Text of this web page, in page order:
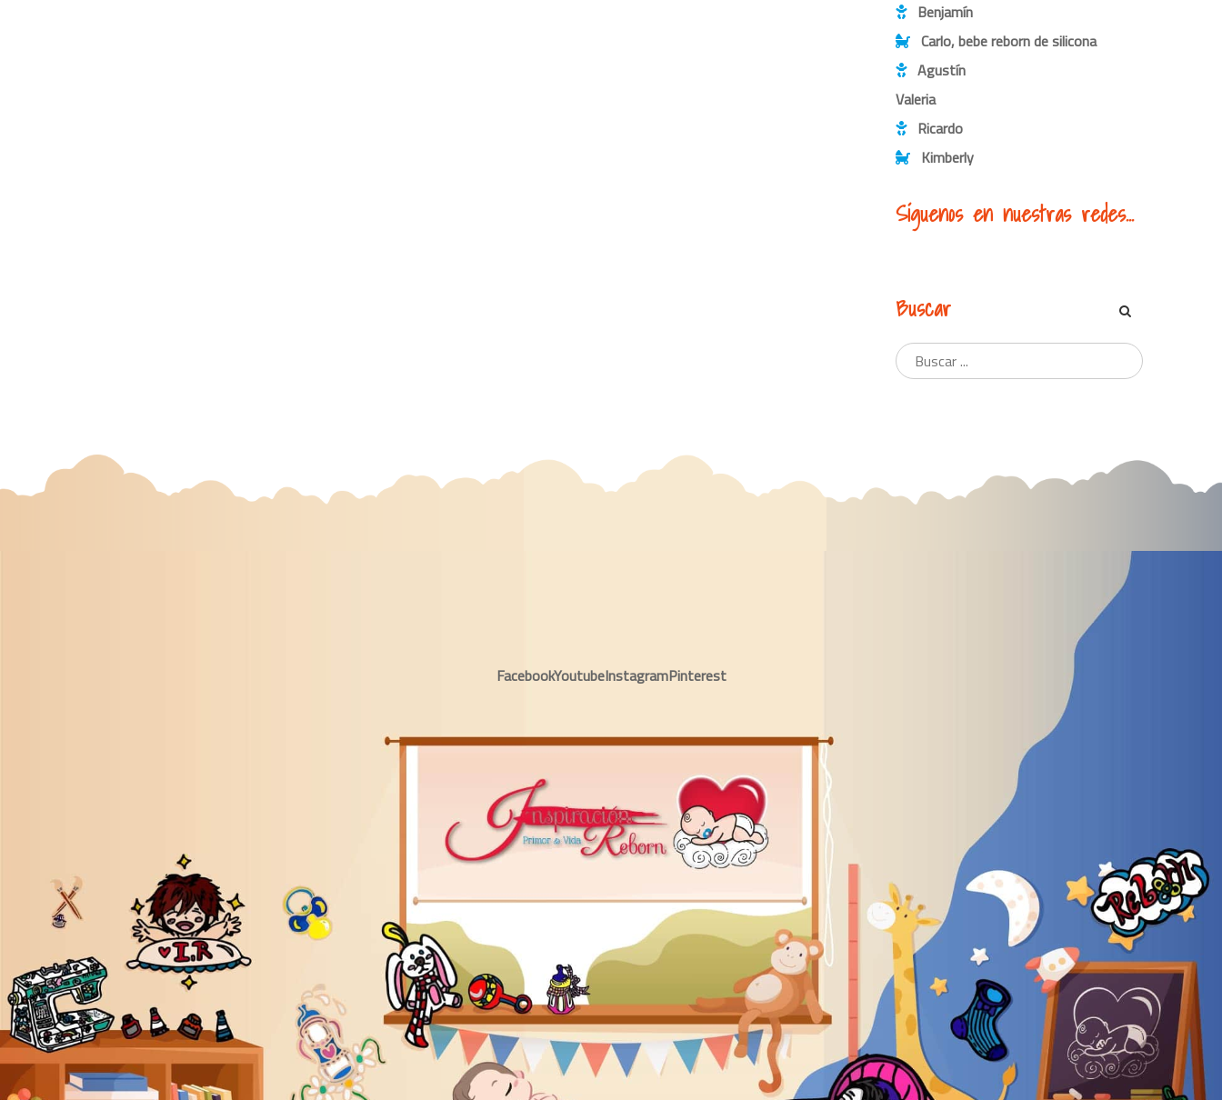
Benjamín
Carlo, bebe reborn de silicona
Agustín
Valeria
Ricardo
Kimberly
Síguenos en nuestras redes...
Buscar
FacebookYoutubeInstagramPinterest